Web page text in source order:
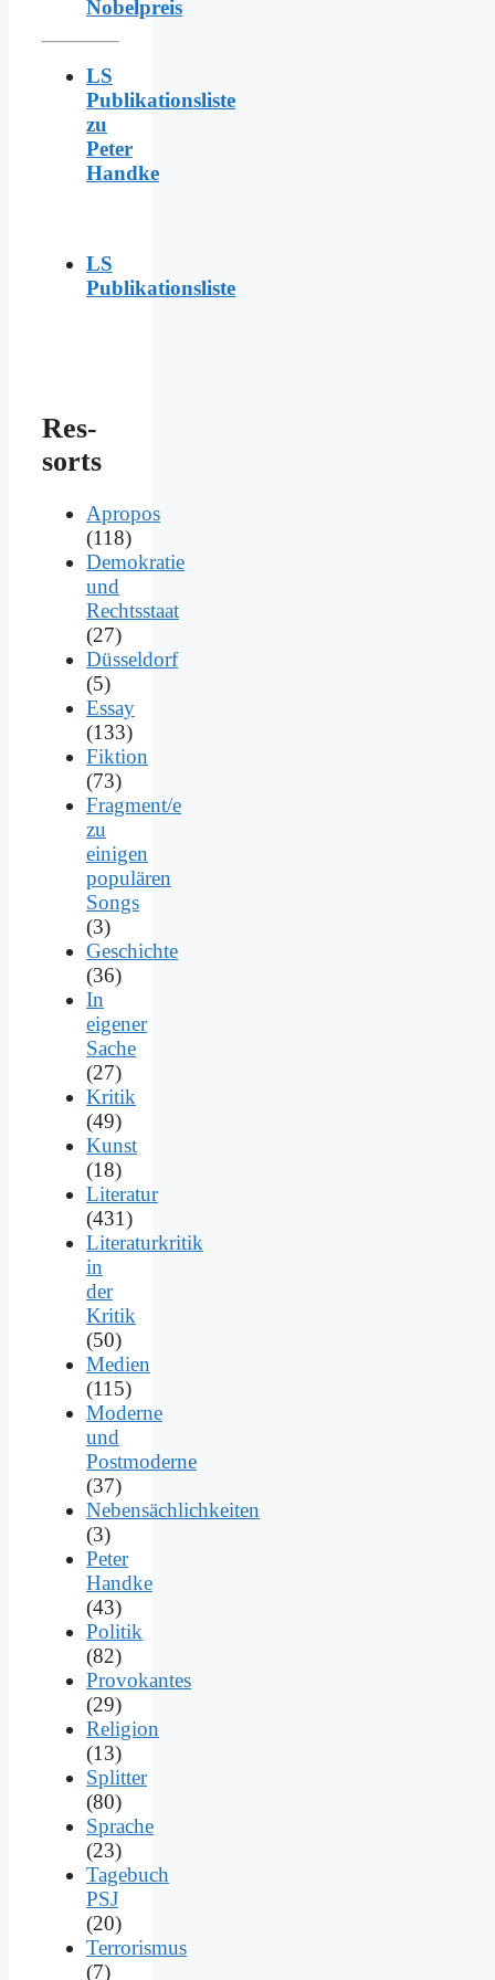
Nobelpreis
LS
Publikationsliste
zu
Peter
Handke
LS
Publikationsliste
Res­
sorts
Apropos
(118)
Demokratie
und
Rechtsstaat
(27)
Düsseldorf
(5)
Essay
(133)
Fiktion
(73)
Fragment/e
zu
einigen
populären
Songs
(3)
Geschichte
(36)
In
eigener
Sache
(27)
Kritik
(49)
Kunst
(18)
Literatur
(431)
Literaturkritik
in
der
Kritik
(50)
Medien
(115)
Moderne
und
Postmoderne
(37)
Nebensächlichkeiten
(3)
Peter
Handke
(43)
Politik
(82)
Provokantes
(29)
Religion
(13)
Splitter
(80)
Sprache
(23)
Tagebuch
PSJ
(20)
Terrorismus
(7)